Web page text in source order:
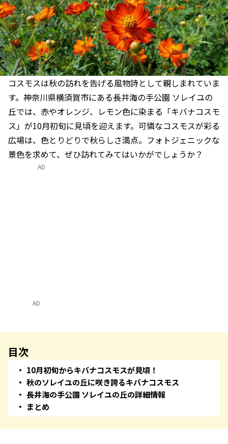
コスモスは秋の訪れを告げる風物詩として親しまれていま
す。神奈川県横須賀市にある長井海の手公園 ソレイユの
丘では、赤やオレンジ、レモン色に染まる「キバナコスモ
ス」が10月初旬に見頃を迎えます。可憐なコスモスが彩る
広場は、色とりどりで秋らしさ満点。フォトジェニックな
景色を求めて、ぜひ訪れてみてはいかがでしょうか？
AD
目次
10月初旬からキバナコスモスが見頃！
秋のソレイユの丘に咲き誇るキバナコスモス
長井海の手公園 ソレイユの丘の詳細情報
まとめ
AD